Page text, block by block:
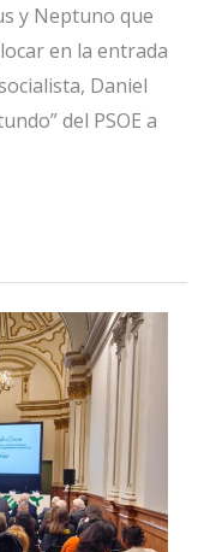
y Neptuno que
en la entrada
Daniel
del PSOE a